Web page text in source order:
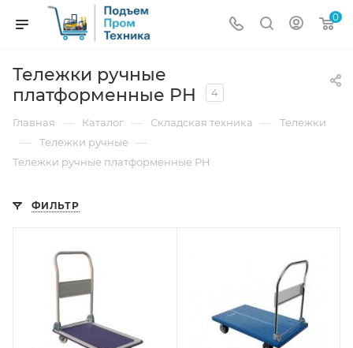
0
Тележки ручные
платформенные PH
4
Главная — Каталог — Складская техника — Тележки
— Тележки ручные —
Тележки ручные платформенные PH
ФИЛЬТР